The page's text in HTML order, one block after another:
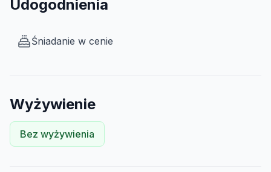
Udogodnienia
Śniadanie w cenie
Wyżywienie
Bez wyżywienia